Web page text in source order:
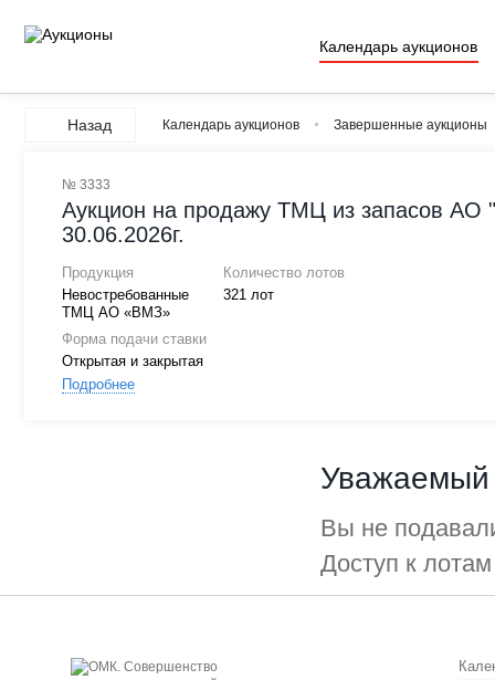
Календарь аукционов
Назад Календарь аукционов Завершенные аукционы
№ 3333
Аукцион на продажу ТМЦ из запасов АО
30.06.2026г.
Продукция
Невостребованные
ТМЦ АО «ВМЗ»
Количество лотов
321 лот
Форма подачи ставки
Открытая и закрытая
Подробнее
Уважаемый
Вы не
Доступ к